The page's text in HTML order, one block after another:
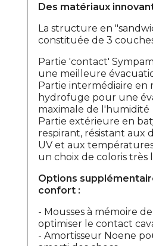
Des matériaux
La structure en
constituée de 3
Partie 'contact'
une meilleure
Partie intermédiaire en
hydrofuge pour une
maximale de l'humidité
Partie extérieure en
respirant, résistant aux
UV et aux
un choix de coloris très
Options
confort :
- Mousses à mémoire
optimiser le contact
- Amortisseur Noene